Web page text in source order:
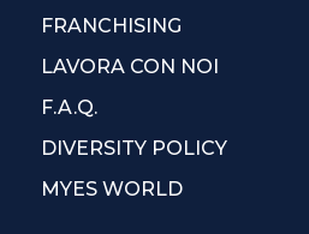
FRANCHISING
LAVORA CON NOI
F.A.Q.
DIVERSITY POLICY
MYES WORLD